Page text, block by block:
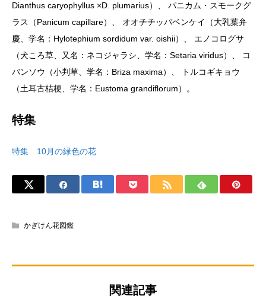
Dianthus caryophyllus ×D. plumarius）、 パニカム・スモークグ
ラス（Panicum capillare）、 オオチチッパベンケイ（大乳葉弁
慶、学名：Hylotephium sordidum var. oishii）、 エノコログサ
（犬ころ草、又名：ネコジャラシ、学名：Setaria viridus）、 コ
バンソウ（小判草、学名：Briza maxima）、 トルコギキョウ
（土耳古桔梗、学名：Eustoma grandiflorum）。
特集
特集 10月の緑色の花
かぎけん花図鑑
関連記事